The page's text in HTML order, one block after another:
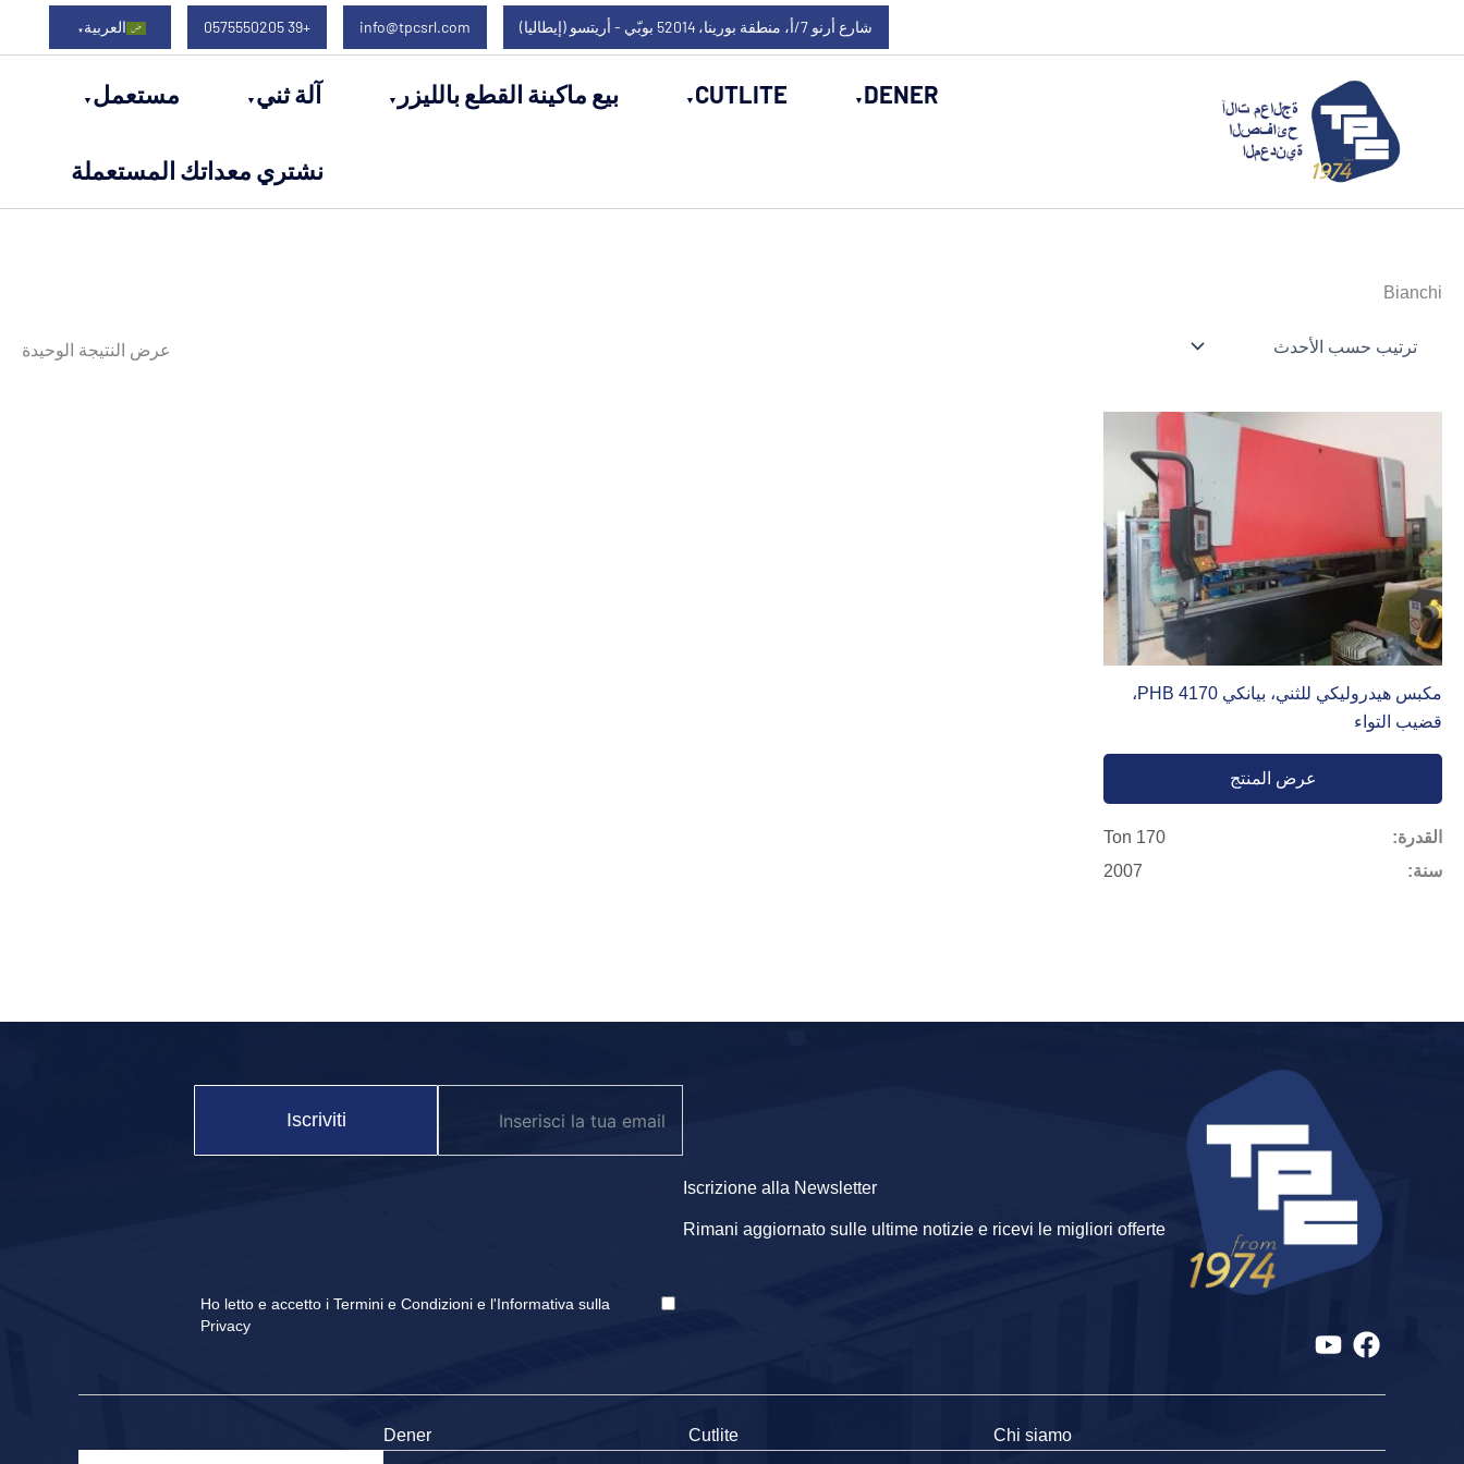
شارع أرنو 7/أ، منطقة بورينا، 52014 بوبّي - أريتسو (إيطاليا) info@tpcsrl.com
+39 0575550205 العربية
DENER
CUTLITE بيع ماكينة القطع بالليزر آلة ثني مستعمل
نشتري معداتك المستعملة
Bianchi
عرض النتيجة الوحيدة
مكبس هيدروليكي للثني، بيانكي PHB 4170،
قضيب التواء
عرض المنتج
القدرة:
170 Ton
سنة:
2007
Iscrizione alla Newsletter
Rimani aggiornato sulle ultime notizie e ricevi le migliori offerte
Iscriviti
Ho letto e accetto i Termini e Condizionie l'Informativa sulla
Privacy
Chi siamo
Cutlite
Dener